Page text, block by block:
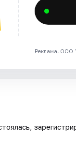
Реклама. ООО